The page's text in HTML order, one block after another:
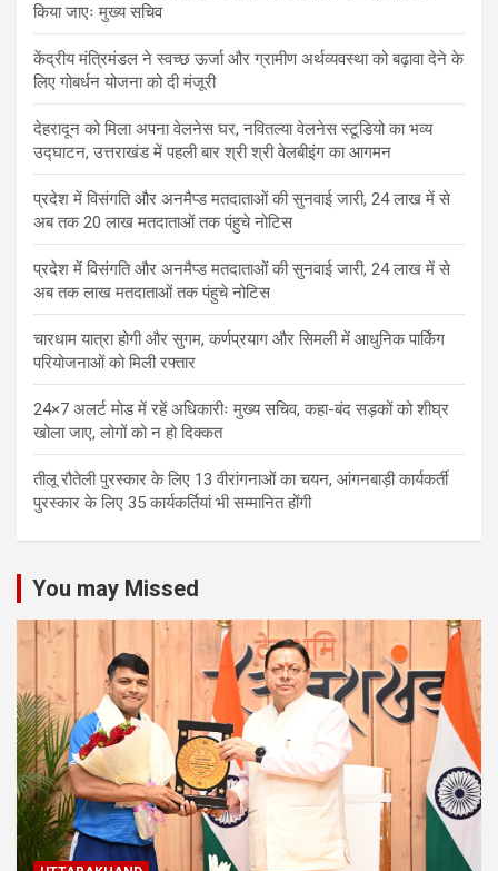
किया जाएः मुख्य सचिव
केंद्रीय मंत्रिमंडल ने स्वच्छ ऊर्जा और ग्रामीण अर्थव्यवस्था को बढ़ावा देने के
लिए गोबर्धन योजना को दी मंजूरी
देहरादून को मिला अपना वेलनेस घर, नवितल्या वेलनेस स्टूडियो का भव्य
उद्घाटन, उत्तराखंड में पहली बार श्री श्री वेलबीइंग का आगमन
प्रदेश में विसंगति और अनमैप्ड मतदाताओं की सुनवाई जारी, 24 लाख में से
अब तक 20 लाख मतदाताओं तक पंहुचे नोटिस
प्रदेश में विसंगति और अनमैप्ड मतदाताओं की सुनवाई जारी, 24 लाख में से
अब तक लाख मतदाताओं तक पंहुचे नोटिस
चारधाम यात्रा होगी और सुगम, कर्णप्रयाग और सिमली में आधुनिक पार्किंग
परियोजनाओं को मिली रफ्तार
24×7 अलर्ट मोड में रहें अधिकारीः मुख्य सचिव, कहा-बंद सड़कों को शीघ्र
खोला जाए, लोगों को न हो दिक्कत
तीलू रौतेली पुरस्कार के लिए 13 वीरांगनाओं का चयन, आंगनबाड़ी कार्यकर्ती
पुरस्कार के लिए 35 कार्यकर्तियां भी सम्मानित होंगी
You may Missed